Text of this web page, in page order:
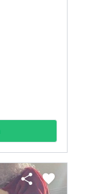
share favorite